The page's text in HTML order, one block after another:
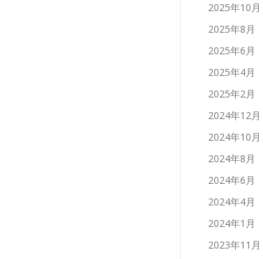
2025年10月
2025年8月
2025年6月
2025年4月
2025年2月
2024年12月
2024年10月
2024年8月
2024年6月
2024年4月
2024年1月
2023年11月